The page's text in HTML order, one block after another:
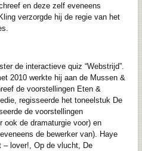
en deze zelf eveneens
verzorgde hij de regie van het
de interactieve quiz “Webstrijd”.
2010 werkte hij aan de Mussen &
de voorstellingen Eten &
regisseerde het toneelstuk De
de voorstellingen
ook de dramaturgie voor) en
de bewerker van). Haye
– lover!, Op de vlucht, De